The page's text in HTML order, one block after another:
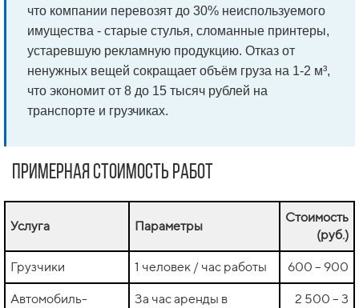
что компании перевозят до 30% неиспользуемого
имущества - старые стулья, сломанные принтеры,
устаревшую рекламную продукцию. Отказ от
ненужных вещей сокращает объём груза на 1-2 м³,
что экономит от 8 до 15 тысяч рублей на
транспорте и грузчиках.
Примерная стоимость работ
Услуга Параметры
Стоимость
(руб.)
Грузчики 1 человек / час работы 600 – 900
Автомобиль-
За час аренды в
2 500 – 3